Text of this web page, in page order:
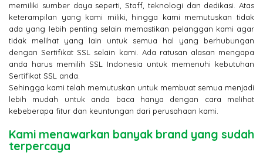
memiliki sumber daya seperti, Staff, teknologi dan dedikasi. Atas
keterampilan yang kami miliki, hingga kami memutuskan tidak
ada yang lebih penting selain memastikan pelanggan kami agar
tidak melihat yang lain untuk semua hal yang berhubungan
dengan Sertifikat SSL selain kami. Ada ratusan alasan mengapa
anda harus memilih SSL Indonesia untuk memenuhi kebutuhan
Sertifikat SSL anda.
Sehingga kami telah memutuskan untuk membuat semua menjadi
lebih mudah untuk anda baca hanya dengan cara melihat
kebeberapa fitur dan keuntungan dari perusahaan kami.
Kami menawarkan banyak brand yang sudah
terpercaya